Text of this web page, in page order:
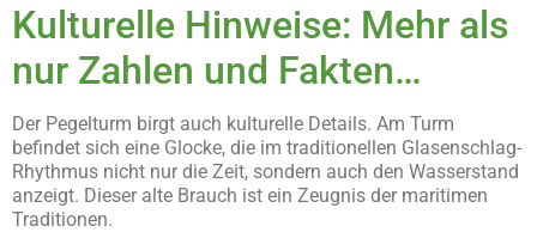
Kulturelle Hinweise: Mehr als
nur Zahlen und Fakten…
Der Pegelturm birgt auch kulturelle Details. Am Turm
befindet sich eine Glocke, die im traditionellen Glasenschlag-
Rhythmus nicht nur die Zeit, sondern auch den Wasserstand
anzeigt. Dieser alte Brauch ist ein Zeugnis der maritimen
Traditionen.